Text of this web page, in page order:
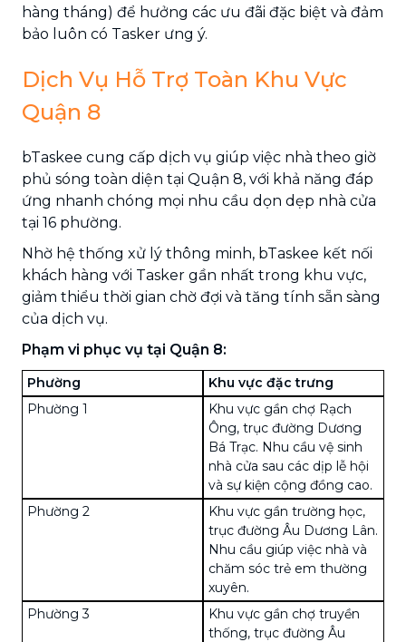
hàng tháng) để hưởng các ưu đãi đặc biệt và đảm
bảo luôn có Tasker ưng ý.
Dịch Vụ Hỗ Trợ Toàn Khu Vực
Quận 8
bTaskee cung cấp dịch vụ giúp việc nhà theo giờ
phủ sóng toàn diện tại Quận 8, với khả năng đáp
ứng nhanh chóng mọi nhu cầu dọn dẹp nhà cửa
tại 16 phường.
Nhờ hệ thống xử lý thông minh, bTaskee kết nối
khách hàng với Tasker gần nhất trong khu vực,
giảm thiểu thời gian chờ đợi và tăng tính sẵn sàng
của dịch vụ.
Phạm vi phục vụ tại Quận 8:
Phường
Khu vực đặc trưng
Phường 1
Khu vực gần chợ Rạch
Ông, trục đường Dương
Bá Trạc. Nhu cầu vệ sinh
nhà cửa sau các dịp lễ hội
và sự kiện cộng đồng cao.
Phường 2
Khu vực gần trường học,
trục đường Âu Dương Lân.
Nhu cầu giúp việc nhà và
chăm sóc trẻ em thường
xuyên.
Phường 3
Khu vực gần chợ truyền
thống, trục đường Âu